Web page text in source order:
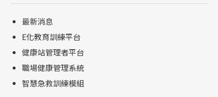
最新消息
E化教育訓練平台
健康站管理者平台
職場健康管理系統
智慧急救訓練模組